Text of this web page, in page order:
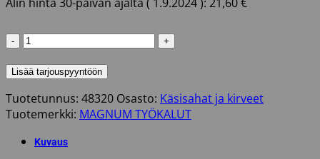
LAMINAATTISAHA
/
MAGNUM
määrä
Lisää tarjouspyyntöön
Tuotetunnus: 48320 Osasto: Käsisahat ja kirveet
Tuotemerkki: MAGNUM TYÖKALUT
Kuvaus